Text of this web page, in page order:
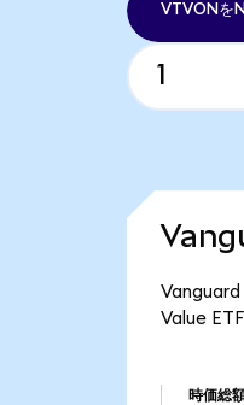
VTVONを
Value
時価総